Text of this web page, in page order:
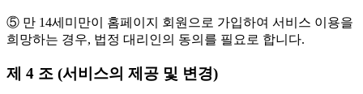
⑤ 만 14세미만이 홈페이지 회원으로 가입하여 서비스 이용을
희망하는 경우, 법정 대리인의 동의를 필요로 합니다.
제 4 조 (서비스의 제공 및 변경)